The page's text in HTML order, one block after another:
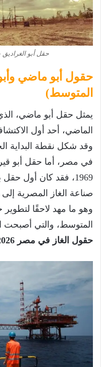
حقل أبو الغراديق –
حقول أبو ماضي وأبو
المتوسط)
يمثل حقل أبو ماضي، الذي
الماضي، أحد أول
وقد شكل نقطة البداية
في مصر، أما حقل أبو
1969، فقد كان أول
صناعة الغاز المصرية
وهو ما مهد لاحقًا لتطوير
المتوسط، والتي أصبحت
حقول الغاز في مصر 2026